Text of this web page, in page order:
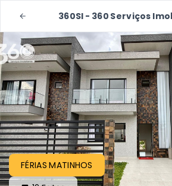
360SI - 360 Serviços
FÉRIAS MATINHOS